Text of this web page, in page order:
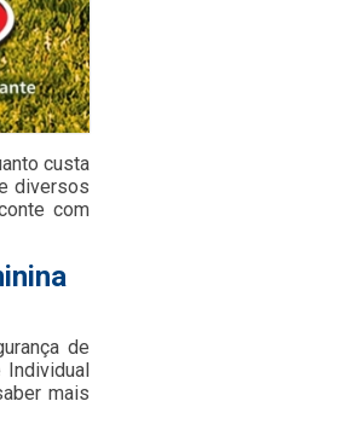
custa
diversos
com
de
Individual
mais